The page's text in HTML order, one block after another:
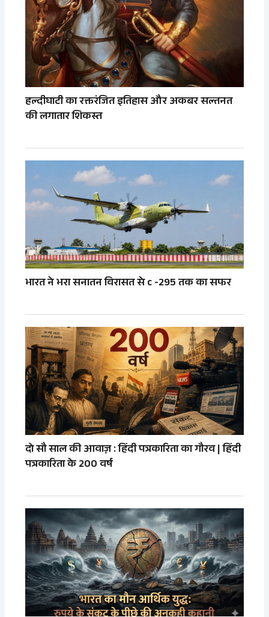
हल्दीघाटी का रक्तरंजित इतिहास और अकबर सल्तनत
की लगातार शिकस्त
भारत ने भरा सनातन विरासत से c -295 तक का सफर
दो सौ साल की आवाज़ : हिंदी पत्रकारिता का गौरव | हिंदी
पत्रकारिता के 200 वर्ष